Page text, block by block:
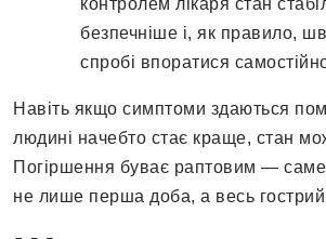
контролем лікаря стан
безпечніше і, як правило,
спробі впоратися
Навіть якщо симптоми здаються
людині начебто стає краще, стан
Погіршення буває раптовим —
не лише перша доба, а весь гострий